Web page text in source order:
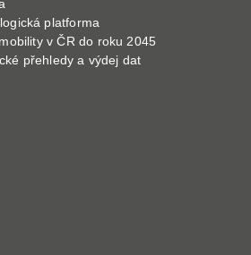
platforma
v ČR do roku 2045
přehledy a výdej dat